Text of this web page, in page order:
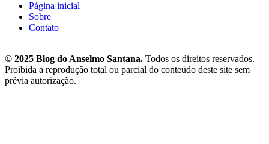
Página inicial
Sobre
Contato
© 2025 Blog do Anselmo Santana. Todos os direitos reservados.
Proibida a reprodução total ou parcial do conteúdo deste site sem
prévia autorização.